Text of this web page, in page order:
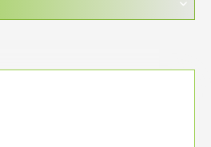
und Accessoires für Ihren
pur